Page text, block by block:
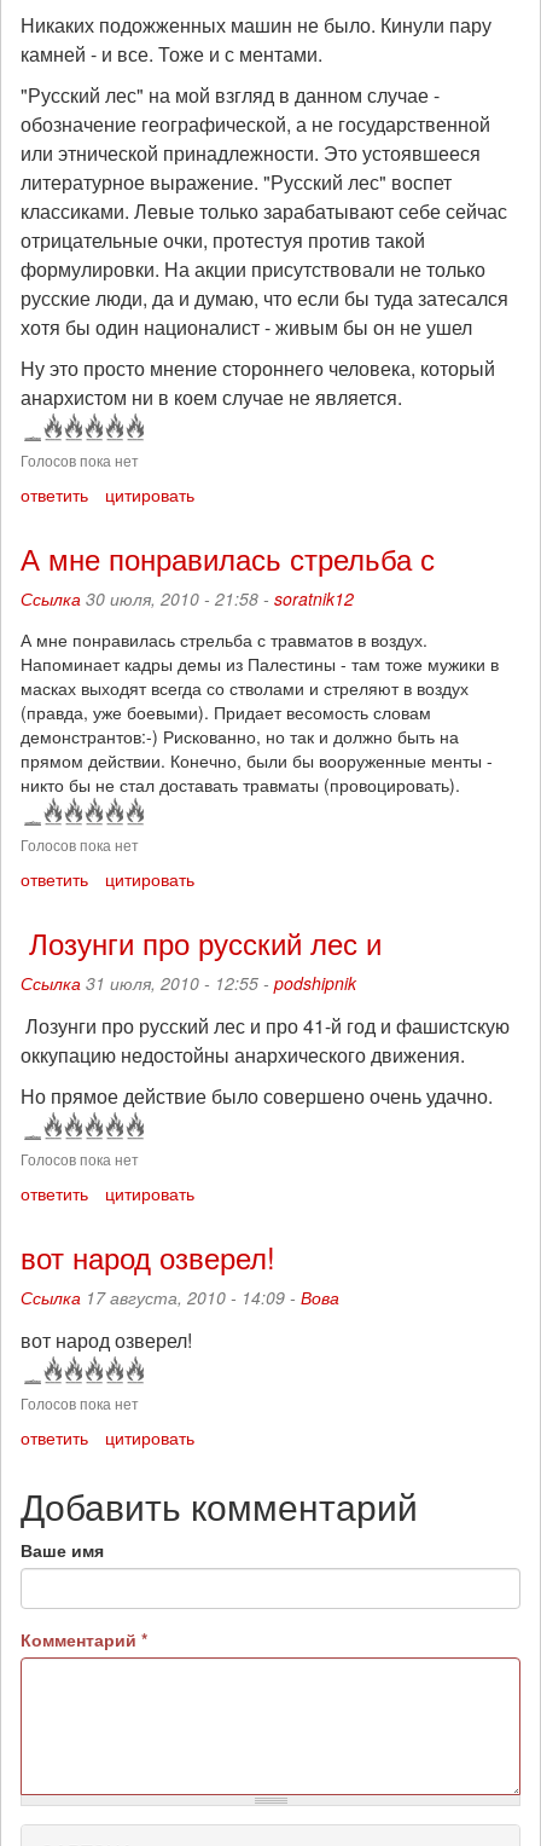
Никаких подожженных машин не было. Кинули пару
камней - и все. Тоже и с ментами.
"Русский лес" на мой взгляд в данном случае -
обозначение географической, а не государственной
или этнической принадлежности. Это устоявшееся
литературное выражение. "Русский лес" воспет
классиками. Левые только зарабатывают себе сейчас
отрицательные очки, протестуя против такой
формулировки. На акции присутствовали не только
русские люди, да и думаю, что если бы туда затесался
хотя бы один националист - живым бы он не ушел
Ну это просто мнение стороннего человека, который
анархистом ни в коем случае не является.
Голосов пока нет
ответить цитировать
А мне понравилась стрельба с
Ссылка 30 июля, 2010 - 21:58 - soratnik12
А мне понравилась стрельба с травматов в воздух.
Напоминает кадры демы из Палестины - там тоже мужики в
масках выходят всегда со стволами и стреляют в воздух
(правда, уже боевыми). Придает весомость словам
демонстрантов:-) Рискованно, но так и должно быть на
прямом действии. Конечно, были бы вооруженные менты -
никто бы не стал доставать травматы (провоцировать).
Голосов пока нет
ответить цитировать
Лозунги про русский лес и
Ссылка 31 июля, 2010 - 12:55 - podshipnik
Лозунги про русский лес и про 41-й год и фашистскую
оккупацию недостойны анархического движения.
Но прямое действие было совершено очень удачно.
Голосов пока нет
ответить цитировать
вот народ озверел!
Ссылка 17 августа, 2010 - 14:09 - Вова
вот народ озверел!
Голосов пока нет
ответить цитировать
Добавить комментарий
Ваше имя
Комментарий *